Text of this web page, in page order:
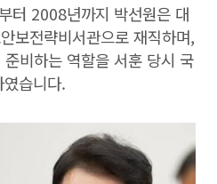
터 2008년까지 박선원은 대
보전략비서관으로 재직하며,
비하는 역할을 서훈 당시 국
습니다.